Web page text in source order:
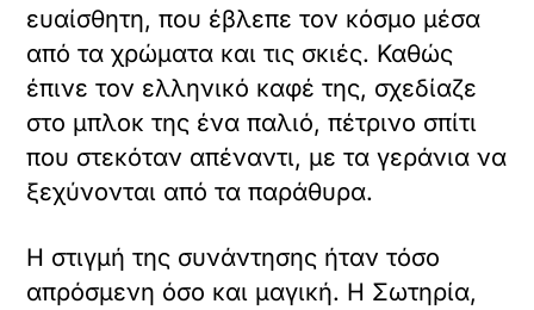
ευαίσθητη, που έβλεπε τον κόσμο μέσα
από τα χρώματα και τις σκιές. Καθώς
έπινε τον ελληνικό καφέ της, σχεδίαζε
στο μπλοκ της ένα παλιό, πέτρινο σπίτι
που στεκόταν απέναντι, με τα γεράνια να
ξεχύνονται από τα παράθυρα.
Η στιγμή της συνάντησης ήταν τόσο
απρόσμενη όσο και μαγική. Η Σωτηρία,